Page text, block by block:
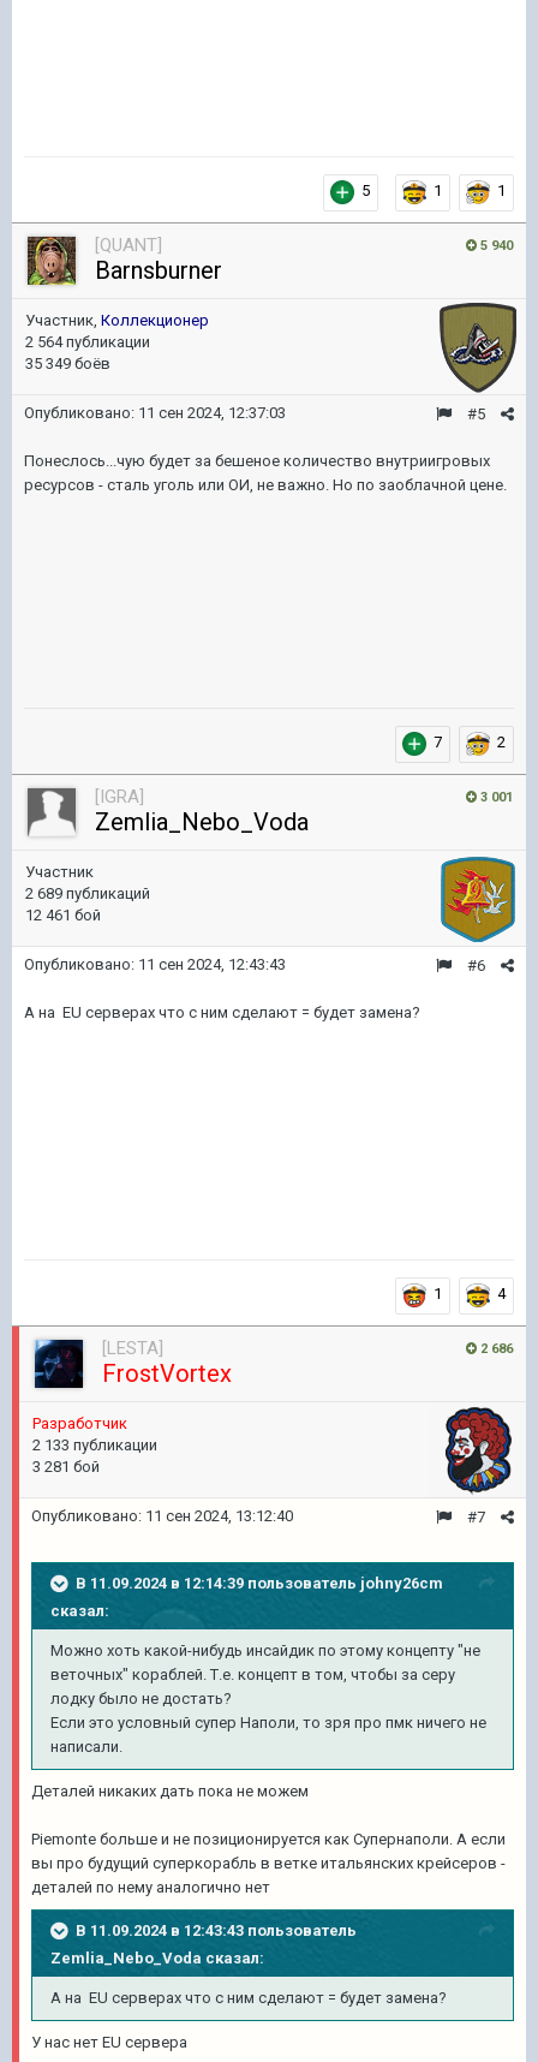
5 1 1
5 940
[QUANT]
Barnsburner
Участник, Коллекционер
2 564 публикации
35 349 боёв
#5
Опубликовано: 11 сен 2024, 12:37:03
Понеслось...чую будет за бешеное количество внутриигровых
ресурсов - сталь уголь или ОИ, не важно. Но по заоблачной цене.
7 2
3 001
[IGRA]
Zemlia_Nebo_Voda
Участник
2 689 публикаций
12 461 бой
#6
Опубликовано: 11 сен 2024, 12:43:43
А на EU серверах что с ним сделают = будет замена?
1 4
2 686
[LESTA]
FrostVortex
Разработчик
2 133 публикации
3 281 бой
#7
Опубликовано: 11 сен 2024, 13:12:40
В 11.09.2024 в 12:14:39 пользователь johny26cm
сказал:
Можно хоть какой-нибудь инсайдик по этому концепту "не
веточных" кораблей. Т.е. концепт в том, чтобы за серу
лодку было не достать?
Если это условный супер Наполи, то зря про пмк ничего не
написали.
Деталей никаких дать пока не можем
Piemonte больше и не позиционируется как Супернаполи. А если
вы про будущий суперкорабль в ветке итальянских крейсеров -
деталей по нему аналогично нет
В 11.09.2024 в 12:43:43 пользователь
Zemlia_Nebo_Voda сказал:
А на EU серверах что с ним сделают = будет замена?
У нас нет EU сервера